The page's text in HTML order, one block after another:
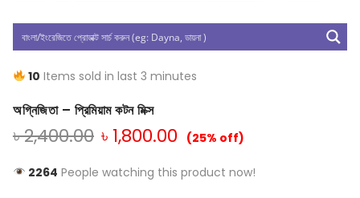
10 Items sold in last 3 minutes
অগ্নিজিতা – প্রিমিয়াম কটন মিক্স
৳2,400.00 ৳ 1,800.00 (25% off)
2264 People watching this product now!